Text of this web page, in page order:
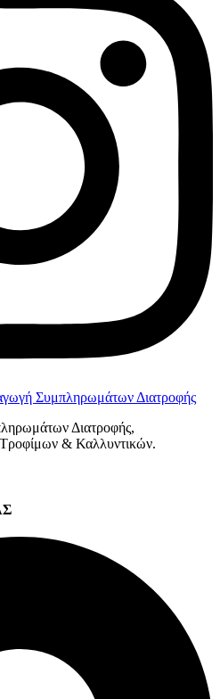
Διατροφής,
& Καλλυντικών.